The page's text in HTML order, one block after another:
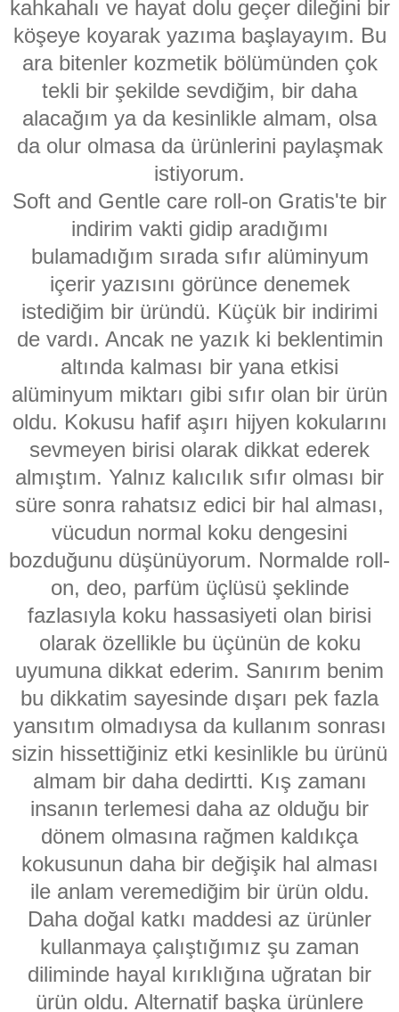
kahkahalı ve hayat dolu geçer dileğini bir
köşeye koyarak yazıma başlayayım. Bu
ara bitenler kozmetik bölümünden çok
tekli bir şekilde sevdiğim, bir daha
alacağım ya da kesinlikle almam, olsa
da olur olmasa da ürünlerini paylaşmak
istiyorum.
Soft and Gentle care roll-on Gratis'te bir
indirim vakti gidip aradığımı
bulamadığım sırada sıfır alüminyum
içerir yazısını görünce denemek
istediğim bir üründü. Küçük bir indirimi
de vardı. Ancak ne yazık ki beklentimin
altında kalması bir yana etkisi
alüminyum miktarı gibi sıfır olan bir ürün
oldu. Kokusu hafif aşırı hijyen kokularını
sevmeyen birisi olarak dikkat ederek
almıştım. Yalnız kalıcılık sıfır olması bir
süre sonra rahatsız edici bir hal alması,
vücudun normal koku dengesini
bozduğunu düşünüyorum. Normalde roll-
on, deo, parfüm üçlüsü şeklinde
fazlasıyla koku hassasiyeti olan birisi
olarak özellikle bu üçünün de koku
uyumuna dikkat ederim. Sanırım benim
bu dikkatim sayesinde dışarı pek fazla
yansıtım olmadıysa da kullanım sonrası
sizin hissettiğiniz etki kesinlikle bu ürünü
almam bir daha dedirtti. Kış zamanı
insanın terlemesi daha az olduğu bir
dönem olmasına rağmen kaldıkça
kokusunun daha bir değişik hal alması
ile anlam veremediğim bir ürün oldu.
Daha doğal katkı maddesi az ürünler
kullanmaya çalıştığımız şu zaman
diliminde hayal kırıklığına uğratan bir
ürün oldu. Alternatif başka ürünlere